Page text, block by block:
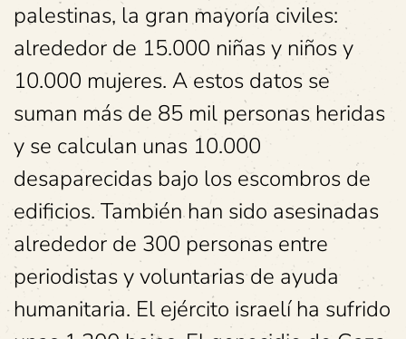
palestinas, la gran mayoría civiles:
alrededor de 15.000 niñas y niños y
10.000 mujeres. A estos datos se
suman más de 85 mil personas heridas
y se calculan unas 10.000
desaparecidas bajo los escombros de
edificios. También han sido asesinadas
alrededor de 300 personas entre
periodistas y voluntarias de ayuda
humanitaria. El ejército israelí ha sufrido